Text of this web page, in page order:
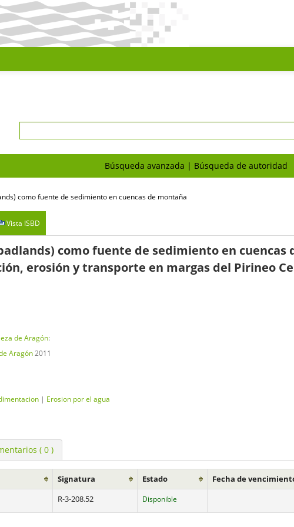
Búsqueda avanzada Búsqueda de autoridad
como fuente de sedimiento en cuencas de montaña
Vista ISBD
como fuente de sedimiento en cuencas
erosión y transporte en margas del Pirineo
de Aragón:
Aragón2011
| Erosion por el agua
( 0 )
Signatura Estado
Fecha de
R-3-208.52 Disponible